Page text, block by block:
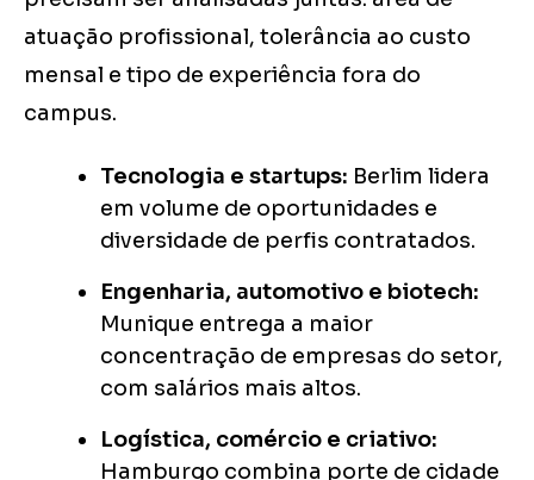
atuação profissional, tolerância ao custo
mensal e tipo de experiência fora do
campus.
Tecnologia e startups: Berlim lidera
em volume de oportunidades e
diversidade de perfis contratados.
Engenharia, automotivo e biotech:
Munique entrega a maior
concentração de empresas do setor,
com salários mais altos.
Logística, comércio e criativo:
Hamburgo combina porte de cidade